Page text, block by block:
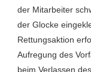
der Mitarbeiter
der Glocke
Rettungsaktion
Aufregung des
beim Verlassen